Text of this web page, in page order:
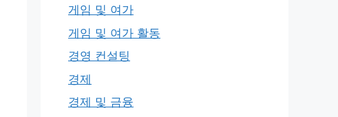
게임 및 여가
게임 및 여가 활동
경영 컨설팅
경제
경제 및 금융